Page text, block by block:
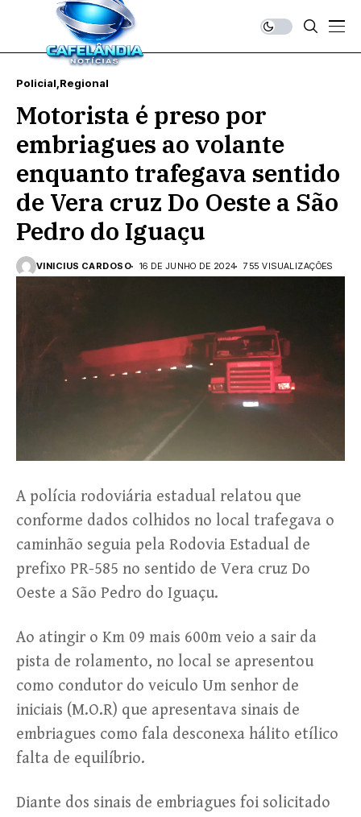
Policial Regional
Motorista é preso por
embriagues ao volante
enquanto trafegava sentido
de Vera cruz Do Oeste a São
Pedro do Iguaçu
VINICIUS CARDOSO 16 DE JUNHO DE 2024 755 VISUALIZAÇÕES
A polícia rodoviária estadual relatou que
conforme dados colhidos no local trafegava o
caminhão seguia pela Rodovia Estadual de
prefixo PR-585 no sentido de Vera cruz Do
Oeste a São Pedro do Iguaçu.
Ao atingir o Km 09 mais 600m veio a sair da
pista de rolamento, no local se apresentou
como condutor do veiculo Um senhor de
iniciais (M.O.R) que apresentava sinais de
embriagues como fala desconexa hálito etílico
falta de equilíbrio.
Diante dos sinais de embriagues foi solicitado